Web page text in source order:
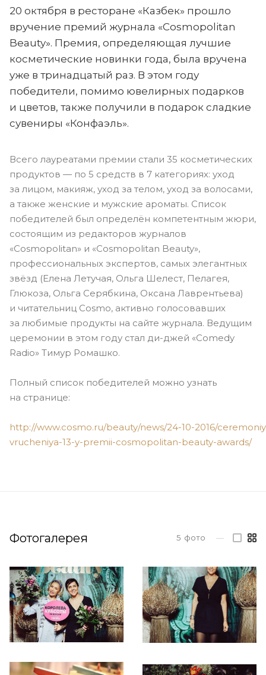
20 октября в ресторане «Казбек» прошло
вручение премий журнала «Cosmopolitan
Beauty». Премия, определяющая лучшие
косметические новинки года, была вручена
уже в тринадцатый раз. В этом году
победители, помимо ювелирных подарков
и цветов, также получили в подарок сладкие
сувениры «Конфаэль».
Всего лауреатами премии стали 35 косметических
продуктов — по 5 средств в 7 категориях: уход
за лицом, макияж, уход за телом, уход за волосами,
а также женские и мужские ароматы. Список
победителей был определён компетентным жюри,
состоящим из редакторов журналов
«Cosmopolitan» и «Cosmopolitan Beauty»,
профессиональных экспертов, самых элегантных
звёзд (Елена Летучая, Ольга Шелест, Пелагея,
Глюкоза, Ольга Серябкина, Оксана Лаврентьева)
и читательниц Cosmo, активно голосовавших
за любимые продукты на сайте журнала. Ведущим
церемонии в этом году стал ди-джей «Comedy
Radio» Тимур Ромашко.
Полный список победителей можно узнать
на странице:
http://www.cosmo.ru/beauty/news/24-10-2016/
vrucheniya-13-y-premii-cosmopolitan-beauty-awards/
Фотогалерея 5 фото —